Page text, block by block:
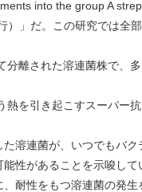
into the group A
」だ。この研究では全
分離された溶連菌株で、
を引き起こすスーパー
溶連菌が、いつでもバ
性があることを示唆して
耐性をもつ溶連菌の発生